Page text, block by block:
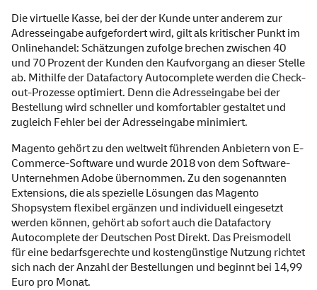
Die virtuelle Kasse, bei der der Kunde unter anderem zur
Adresseingabe aufgefordert wird, gilt als kritischer Punkt im
Onlinehandel: Schätzungen zufolge brechen zwischen 40
und 70 Prozent der Kunden den Kaufvorgang an dieser Stelle
ab. Mithilfe der Datafactory Autocomplete werden die Check-
out-Prozesse optimiert. Denn die Adresseingabe bei der
Bestellung wird schneller und komfortabler gestaltet und
zugleich Fehler bei der Adresseingabe minimiert.
Magento gehört zu den weltweit führenden Anbietern von E-
Commerce-Software und wurde 2018 von dem Software-
Unternehmen Adobe übernommen. Zu den sogenannten
Extensions, die als spezielle Lösungen das Magento
Shopsystem flexibel ergänzen und individuell eingesetzt
werden können, gehört ab sofort auch die Datafactory
Autocomplete der Deutschen Post Direkt. Das Preismodell
für eine bedarfsgerechte und kostengünstige Nutzung richtet
sich nach der Anzahl der Bestellungen und beginnt bei 14,99
Euro pro Monat.